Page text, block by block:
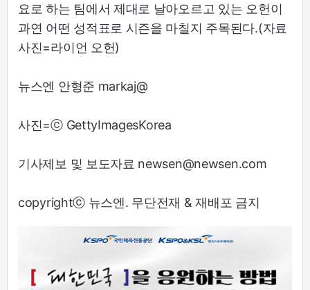
요로 하는 팀에서 제대로 날아오르고 있는 오헌이
과연 어떤 성적표로 시즌을 마칠지 주목된다.(자료
사진=라이언 오헌)
뉴스엔 안형준 markaj@
사진=ⓒ GettyImagesKorea
기사제보 및 보도자료 newsen@newsen.com
copyrightⓒ 뉴스엔. 무단전재 & 재배포 금지